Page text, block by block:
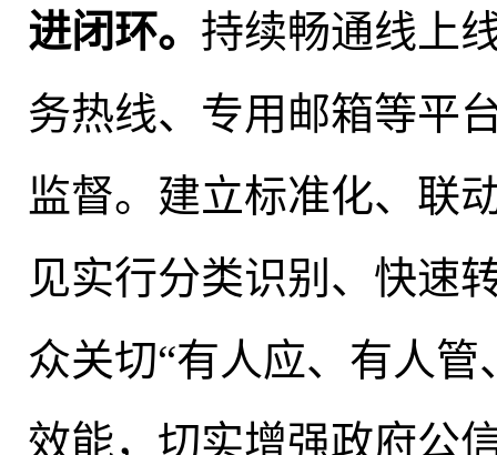
进闭环。 持续畅通线上
务热线、专用邮箱等平
监督。 建立标准化、联
见实行分类识别、快速
众关切“有人应、有人
效能， 切实增强政府公